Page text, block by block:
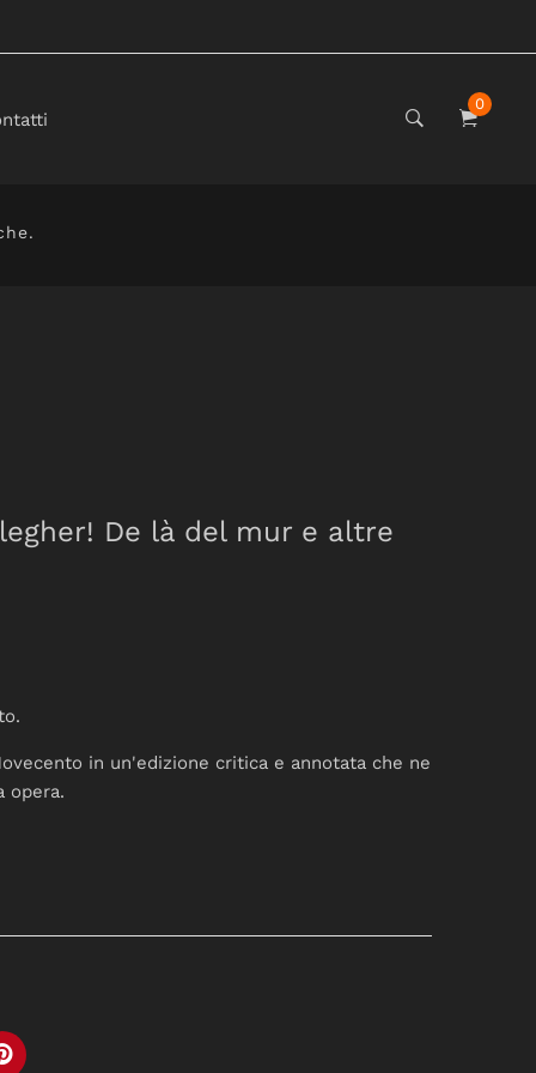
0
De là del mur e altre
in un'edizione critica e annotata che ne
opera.